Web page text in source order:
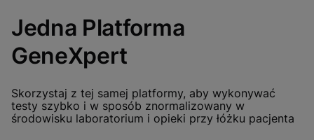
Jedna Platforma
GeneXpert
Skorzystaj z tej samej platformy, aby wykonywać
testy szybko i w sposób znormalizowany w
środowisku laboratorium i opieki przy łóżku pacjenta